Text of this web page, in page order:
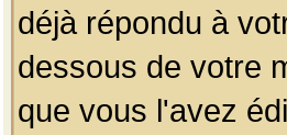
déjà répondu à
dessous de votre
que vous l'avez